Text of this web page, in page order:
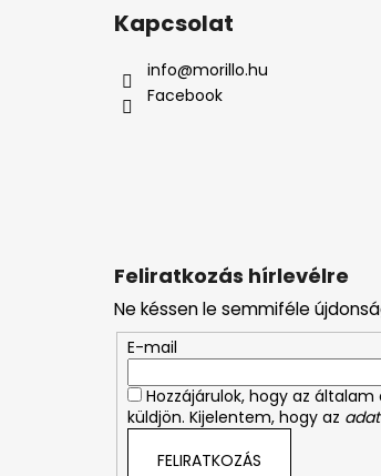
Feliratkozás hírlevélre
Ne késsen le semmiféle
E-mail
Hozzájárulok, hogy az
küldjön. Kijelentem, hogy az
FELIRATKOZÁS
Kapcsolat
info@morillo.hu
Facebook